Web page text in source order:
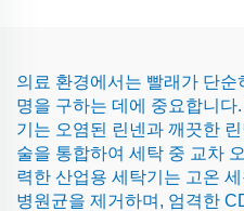
의료 환경에서는 빨래가 단
명을 구하는 데에 중요합니다
기는 오염된 린넨과 깨끗한
술을 통합하여 세탁 중 교차
력한 산업용 세탁기는 고온
병원균을 제거하며, 엄격한